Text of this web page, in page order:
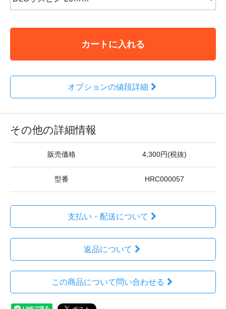
カートに入れる
オプションの値段詳細
その他の詳細情報
販売価格 4,300円(税抜)
型番 HRC000057
支払い・配送について
返品について
この商品について問い合わせる